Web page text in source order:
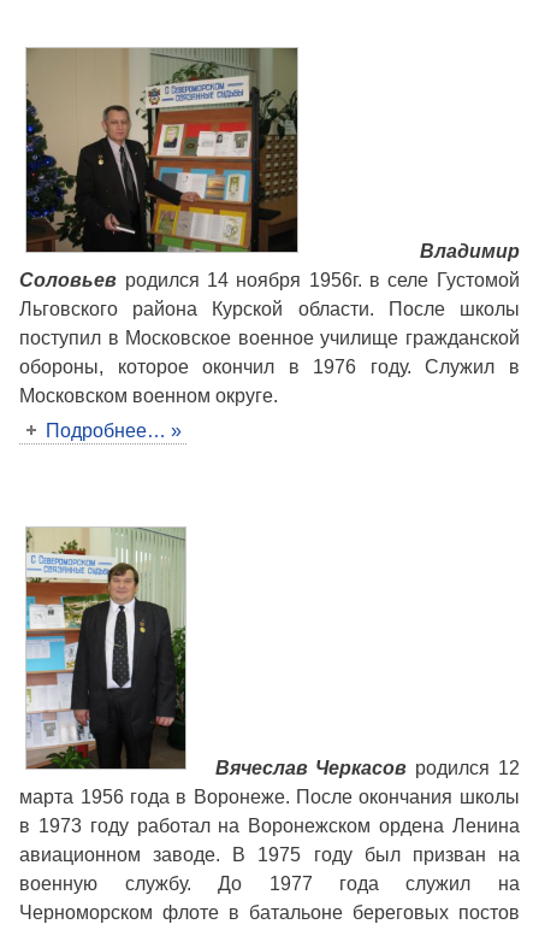
Владимир
Соловьев родился 14 ноября 1956г. в селе Густомой
Льговского района Курской области. После школы
поступил в Московское военное училище гражданской
обороны, которое окончил в 1976 году. Служил в
Московском военном округе.
Подробнее… »
Вячеслав Черкасов родился 12
марта 1956 года в Воронеже. После окончания школы
в 1973 году работал на Воронежском ордена Ленина
авиационном заводе. В 1975 году был призван на
военную службу. До 1977 года служил на
Черноморском флоте в батальоне береговых постов